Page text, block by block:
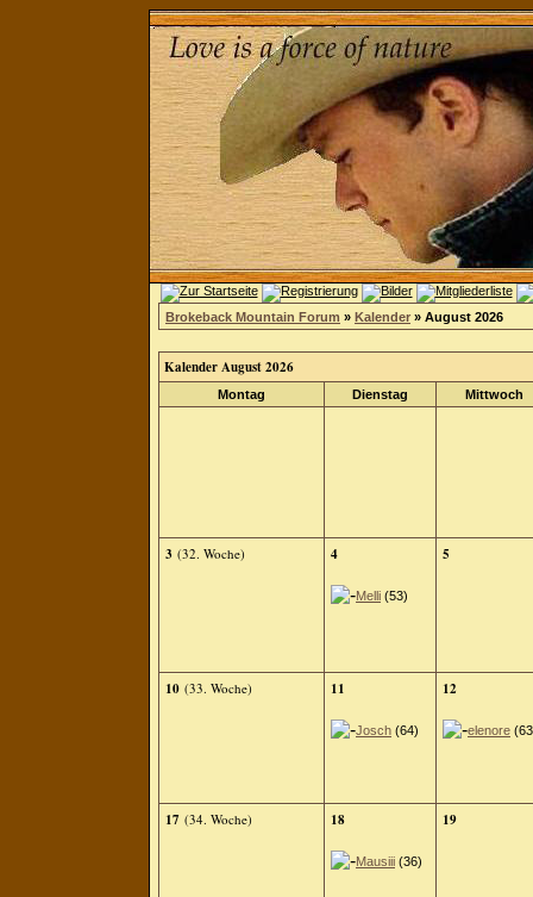
Brokeback Mountain Forum » Kalender » August 2026
Kalender August 2026
Montag Dienstag Mittwoch
3 (32. Woche) 4
Melli (53)
5
10 (33. Woche) 11
Josch (64)
12
elenore
17 (34. Woche) 18
Mausiii (36)
19